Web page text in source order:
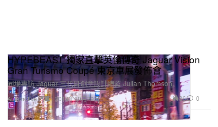
Automotive 汽車
HYPEBEAST 獨家直擊英倫傳奇 Jaguar Vision
Gran Turismo Coupé 東京車展發佈會
同場專訪 Jaguar 三代目創意設計總監 Julian Thomson。
2019年10月29日 36 0